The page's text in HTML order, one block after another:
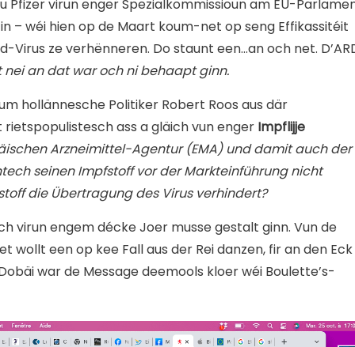
Pfizer virun enger Spezialkommissioun am EU-
– wéi hien op de Maart koum-net op seng Effikassitéit
Virus ze verhënneren. Do staunt een…an och net.
an dat war och ni behaapt ginn.
hollännesche Politiker Robert Roos aus där
ass a gläich vun enger Impflijje
Arzneimittel-Agentur (EMA) und damit auch der
seinen Impfstoff vor der Markteinführung nicht
die Übertragung des Virus verhindert?
virun engem décke Joer musse gestalt ginn. Vun de
wollt een op kee Fall aus der Rei danzen, fir an den Eck
war de Message deemools kloer wéi Boulette’s-